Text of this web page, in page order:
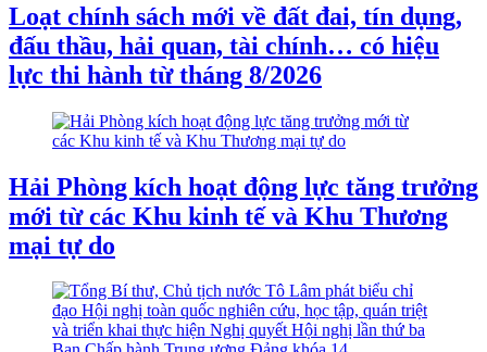
Loạt chính sách mới về đất đai, tín dụng,
đấu thầu, hải quan, tài chính… có hiệu
lực thi hành từ tháng 8/2026
Hải Phòng kích hoạt động lực tăng trưởng
mới từ các Khu kinh tế và Khu Thương
mại tự do